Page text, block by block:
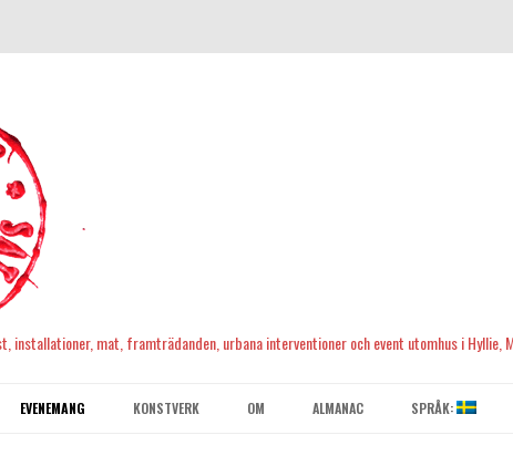
installationer, mat, framträdanden, urbana interventioner och event utomhus i Hyllie,
to
content
EVENEMANG KONSTVERK OM ALMANAC SPRÅK: